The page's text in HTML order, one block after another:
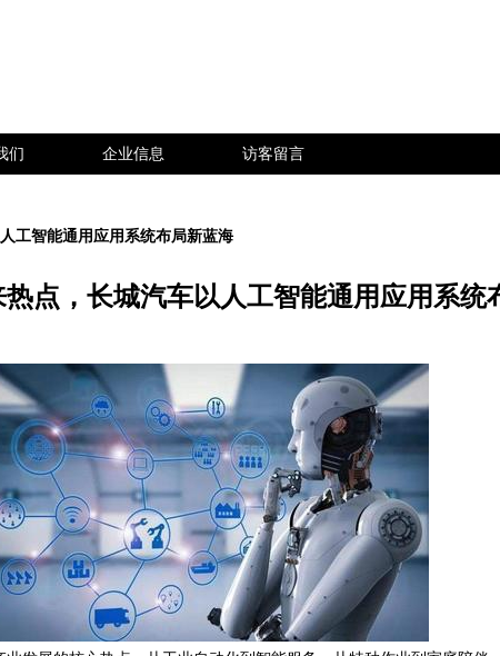
们 企业信息 访客留言
工智能通用应用系统布局新蓝海
点，长城汽车以人工智能通用应用系统